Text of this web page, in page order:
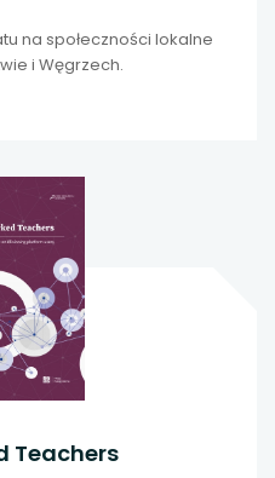
na społeczności lokalne
i Węgrzech.
Teachers